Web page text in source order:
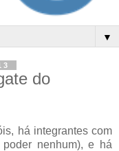
▼
do
há integrantes com
nenhum), e há